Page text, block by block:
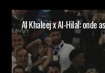
Al Khaleej x Al-Hilal: onde